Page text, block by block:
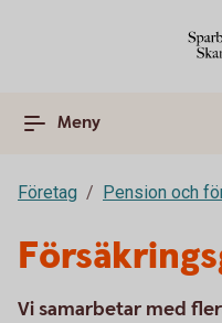
Meny
Företag Pension och
Vi samarbetar med